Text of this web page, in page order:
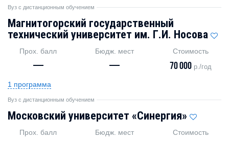
Вуз с дистанционным обучением
Магнитогорский государственный
технический университет им. Г.И. Носова
Прох. балл
—
Бюдж. мест
—
Стоимость
70 000 р./год
1 программа
Вуз с дистанционным обучением
Московский университет «Синергия»
Прох. балл Бюдж. мест Стоимость